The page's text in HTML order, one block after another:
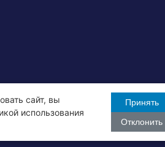
сайт, вы
использования
Принять
Отклонить